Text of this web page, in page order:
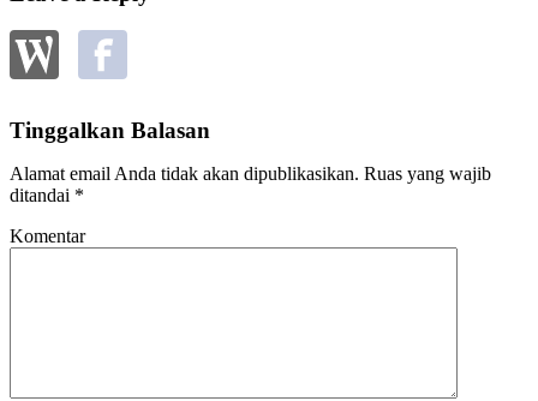
Tinggalkan Balasan
Alamat email Anda tidak akan dipublikasikan. Ruas yang wajib
ditandai *
Komentar